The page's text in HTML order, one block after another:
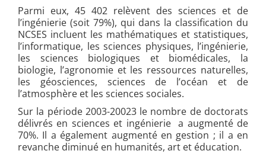
Parmi eux, 45 402 relèvent des sciences et de
l’ingénierie (soit 79%), qui dans la classification du
NCSES incluent les mathématiques et statistiques,
l’informatique, les sciences physiques, l’ingénierie,
les sciences biologiques et biomédicales, la
biologie, l’agronomie et les ressources naturelles,
les géosciences, sciences de l’océan et de
l’atmosphère et les sciences sociales.
Sur la période 2003-20023 le nombre de doctorats
délivrés en sciences et ingénierie a augmenté de
70%. Il a également augmenté en gestion ; il a en
revanche diminué en humanités, art et éducation.